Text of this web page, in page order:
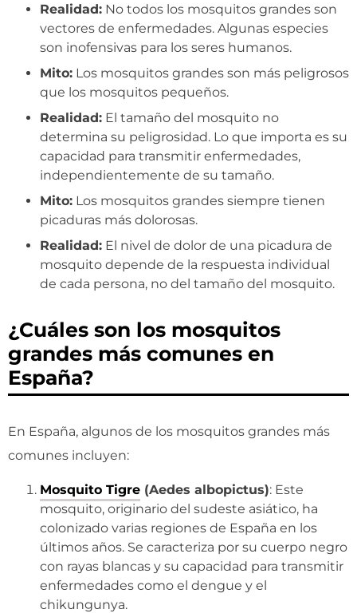
Realidad: No todos los mosquitos grandes son
vectores de enfermedades. Algunas especies
son inofensivas para los seres humanos.
Mito: Los mosquitos grandes son más peligrosos
que los mosquitos pequeños.
Realidad: El tamaño del mosquito no
determina su peligrosidad. Lo que importa es su
capacidad para transmitir enfermedades,
independientemente de su tamaño.
Mito: Los mosquitos grandes siempre tienen
picaduras más dolorosas.
Realidad: El nivel de dolor de una picadura de
mosquito depende de la respuesta individual
de cada persona, no del tamaño del mosquito.
¿Cuáles son los mosquitos
grandes más comunes en
España?
En España, algunos de los mosquitos grandes más
comunes incluyen:
Mosquito Tigre (Aedes albopictus): Este
mosquito, originario del sudeste asiático, ha
colonizado varias regiones de España en los
últimos años. Se caracteriza por su cuerpo negro
con rayas blancas y su capacidad para transmitir
enfermedades como el dengue y el
chikungunya.